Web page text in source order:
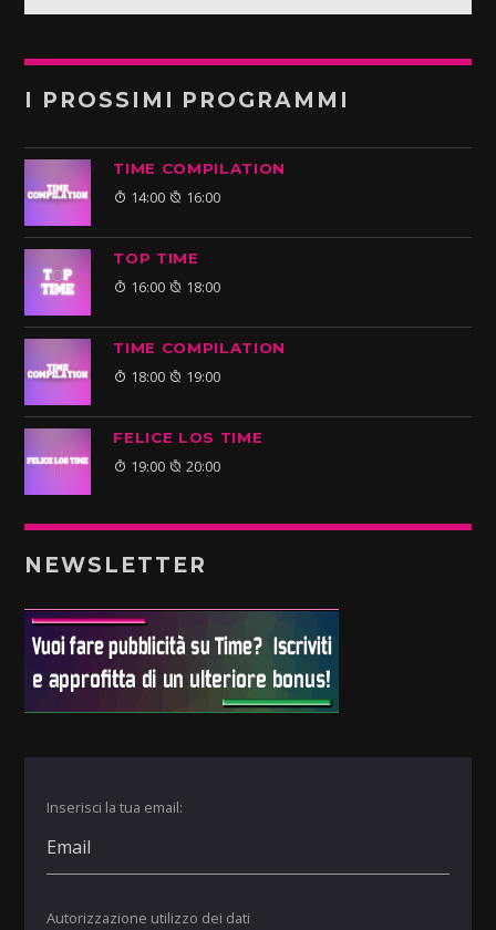
I PROSSIMI PROGRAMMI
TIME COMPILATION
14:00 16:00
TOP TIME
16:00 18:00
TIME COMPILATION
18:00 19:00
FELICE LOS TIME
19:00 20:00
NEWSLETTER
Inserisci la tua email:
Autorizzazione utilizzo dei dati